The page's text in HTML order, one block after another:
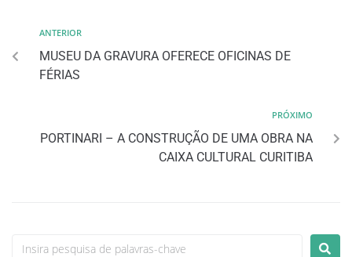
ANTERIOR
MUSEU DA GRAVURA OFERECE OFICINAS DE
FÉRIAS
PRÓXIMO
PORTINARI – A CONSTRUÇÃO DE UMA OBRA NA
CAIXA CULTURAL CURITIBA